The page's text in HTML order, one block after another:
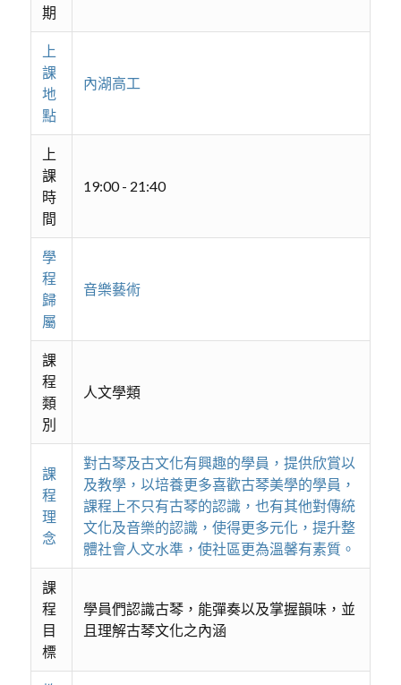
期
上
課
地
點
內湖高工
上
課
時
間
19:00 - 21:40
學
程
歸
屬
音樂藝術
課
程
類
別
人文學類
課
程
理
念
對古琴及古文化有興趣的學員，提供欣賞以
及教學，以培養更多喜歡古琴美學的學員，
課程上不只有古琴的認識，也有其他對傳統
文化及音樂的認識，使得更多元化，提升整
體社會人文水準，使社區更為溫馨有素質。
課
程
目
標
學員們認識古琴，能彈奏以及掌握韻味，並
且理解古琴文化之內涵